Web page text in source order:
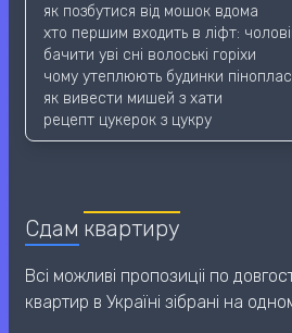
як позбутися від мошок вдома
хто першим входить в ліфт:
бачити уві сні волоські горіхи
чому утеплюють будинки
як вивести мишей з хати
рецепт цукерок з цукру
Сдам квартиру
Всі можливі пропозиціі по
квартир в Україні зібрані на